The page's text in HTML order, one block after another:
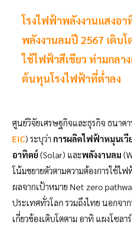
โรงไฟฟ้าพลังงานแสงอา
พลังงานลมปี 2567 เติบ
ใช้ไฟฟ้าสีเขียว ท่ามกลา
ต้นทุนโรงไฟฟ้าที่ต่ำลง
ศูนย์วิจัยเศรษฐกิจและธุรกิจ ธนาค
EIC) ระบุว่า การผลิตไฟฟ้าหมุนเวี
อาทิตย์ (Solar) และพลังงานลม
โน้มขยายตัวตามความต้องการใช้ไ
ผลจากเป้าหมาย Net zero
ประเทศทั่วโลก รวมถึงไทย นอกจ
เกี่ยวข้องเติบโตตาม อาทิ แผงโซล